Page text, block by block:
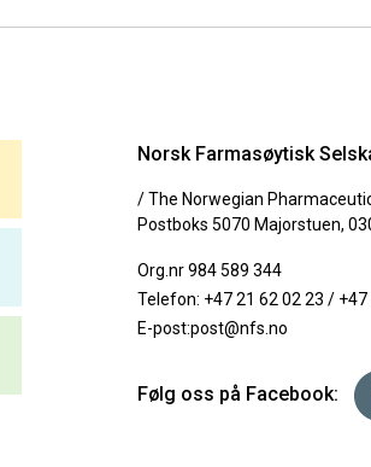
Norsk Farmasøytisk
/ The Norwegian
Postboks 5070 Majorstuen,
Org.nr 984 589 344
Telefon: +47 21 62 02 23 / +47
E-post:post@nfs.no
Følg oss på Facebook: